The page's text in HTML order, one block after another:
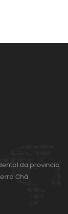
da provincia
Chá.